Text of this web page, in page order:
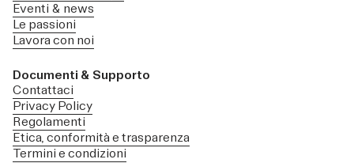
Eventi & news
Le passioni
Lavora con noi
Documenti & Supporto
Contattaci
Privacy Policy
Regolamenti
Etica, conformità e trasparenza
Termini e condizioni